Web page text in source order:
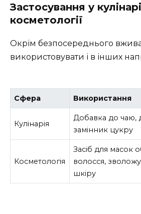
Застосування у
косметології
Окрім безпосереднього
використовувати і в інших
Сфера Використання
Кулінарія
Добавка до чаю,
замінник цукру
Косметологія
Засіб для масок
волосся,
шкіру